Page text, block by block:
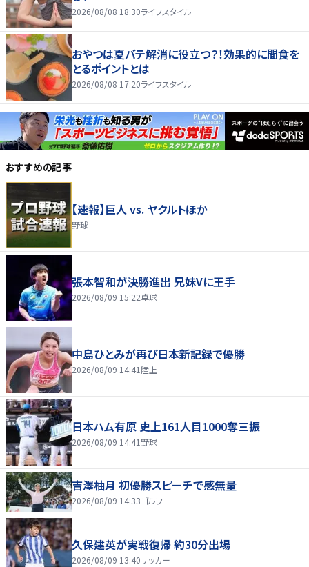
2026/08/08 18:30ライフスタイル
おやつは夏バテ解消に役立つ？！効果的に間食を
とるポイントとは
2026/08/08 17:20ライフスタイル
おすすめの記事
【速報】巨人 vs. ヤクルトほか
野球
張本智和が決勝進出 兄妹Vに王手
2026/08/09 15:22卓球
中島ひとみが再び日本新記録で優勝
2026/08/09 14:41 陸上
日本ハム有原 史上161人目1000奪三振
2026/08/09 14:41 野球
吉澤柚月 初優勝スピーチで感無量
2026/08/09 14:33ゴルフ
久保建英が実戦復帰 約30分出場
2026/08/09 13:40サッカー